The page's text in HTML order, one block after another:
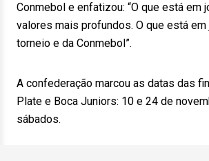
Conmebol e enfatizou: “O que está em
valores mais profundos. O que está em
torneio e da Conmebol”.
A confederação marcou as datas das
Plate e Boca Juniors: 10 e 24 de
sábados.